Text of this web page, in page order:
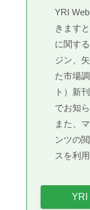
YRI
きます
に関す
ジン、
た市場
ト）新
でお知
また、
ンツの
スを利
YRI